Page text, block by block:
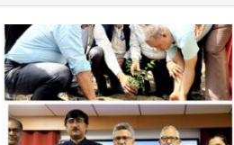
दिया
साथ